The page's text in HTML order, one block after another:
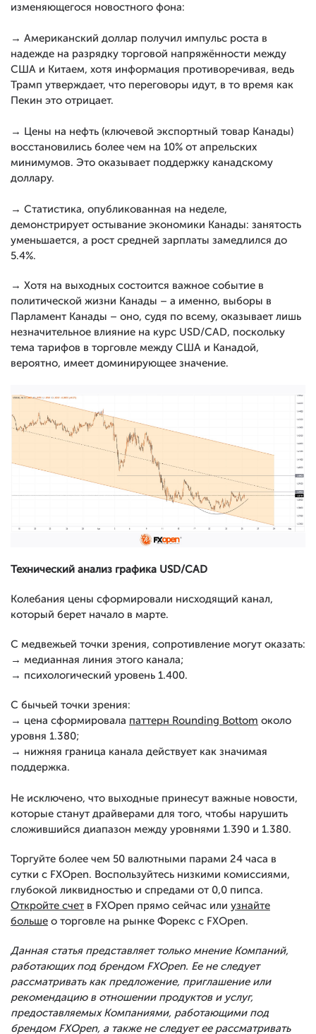
изменяющегося новостного фона:
→ Американский доллар получил импульс роста в
надежде на разрядку торговой напряжённости между
США и Китаем, хотя информация противоречивая, ведь
Трамп утверждает, что переговоры идут, в то время как
Пекин это отрицает.
→ Цены на нефть (ключевой экспортный товар Канады)
восстановились более чем на 10% от апрельских
минимумов. Это оказывает поддержку канадскому
доллару.
→ Статистика, опубликованная на неделе,
демонстрирует остывание экономики Канады: занятость
уменьшается, а рост средней зарплаты замедлился до
5.4%.
→ Хотя на выходных состоится важное событие в
политической жизни Канады – а именно, выборы в
Парламент Канады – оно, судя по всему, оказывает лишь
незначительное влияние на курс USD/CAD, поскольку
тема тарифов в торговле между США и Канадой,
вероятно, имеет доминирующее значение.
Технический анализ графика USD/CAD
Колебания цены сформировали нисходящий канал,
который берет начало в марте.
С медвежьей точки зрения, сопротивление могут оказать:
→ медианная линия этого канала;
→ психологический уровень 1.400.
С бычьей точки зрения:
→ цена сформировала паттерн Rounding Bottom около
уровня 1.380;
→ нижняя граница канала действует как значимая
поддержка.
Не исключено, что выходные принесут важные новости,
которые станут драйверами для того, чтобы нарушить
сложившийся диапазон между уровнями 1.390 и 1.380.
Торгуйте более чем 50 валютными парами 24 часа в
сутки с FXOpen. Воспользуйтесь низкими комиссиями,
глубокой ликвидностью и спредами от 0,0 пипса.
Откройте счет в FXOpen прямо сейчас или узнайте
больше о торговле на рынке Форекс с FXOpen.
Данная статья представляет только мнение Компаний,
работающих под брендом FXOpen. Ее не следует
рассматривать как предложение, приглашение или
рекомендацию в отношении продуктов и услуг,
предоставляемых Компаниями, работающими под
брендом FXOpen, а также не следует ее рассматривать